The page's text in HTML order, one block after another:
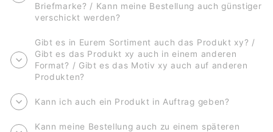
Briefmarke? / Kann meine Bestellung auch günstiger
verschickt werden?
Gibt es in Eurem Sortiment auch das Produkt xy? /
Gibt es das Produkt xy auch in einem anderen
Format? / Gibt es das Motiv xy auch auf anderen
Produkten?
Kann ich auch ein Produkt in Auftrag geben?
Kann meine Bestellung auch zu einem späteren